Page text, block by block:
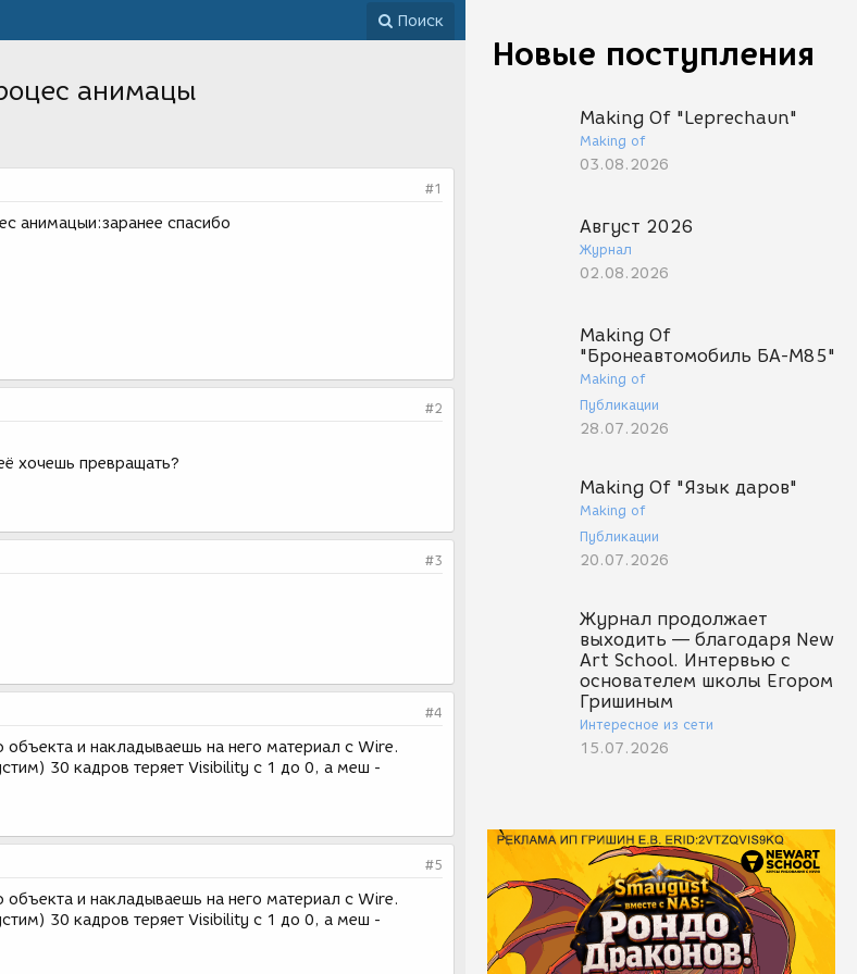
Новые поступления
Making Of "Leprechaun"
Making of
03.08.2026
Август 2026
Журнал
02.08.2026
Making Of
"Бронеавтомобиль БА-М85"
Making of
Публикации
28.07.2026
Making Of "Язык даров"
Making of
Публикации
20.07.2026
Журнал продолжает
выходить — благодаря New
Art School. Интервью с
основателем школы Егором
Гришиным
Интересное из сети
15.07.2026
Поиск
анимацы
#1
анимацыи:заранее спасибо
#2
хочешь превращать?
#3
#4
и накладываешь на него материал с Wire.
30 кадров теряет Visibility с 1 до 0, а меш -
#5
и накладываешь на него материал с Wire.
30 кадров теряет Visibility с 1 до 0, а меш -